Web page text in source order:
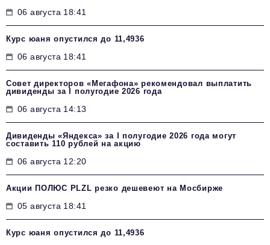
06 августа 18:41
Курс юаня опустился до 11,4936
06 августа 18:41
Совет директоров «Мегафона» рекомендовал выплатить
дивиденды за I полугодие 2026 года
06 августа 14:13
Дивиденды «Яндекса» за I полугодие 2026 года могут
составить 110 рублей на акцию
06 августа 12:20
Акции ПОЛЮС PLZL резко дешевеют на Мосбирже
05 августа 18:41
Курс юаня опустился до 11,4936